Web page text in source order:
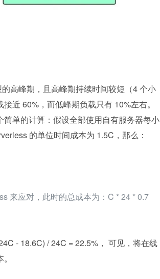
高峰期，且高峰期持续时间较短（4 个小
近 60%，而低峰期负载只有 10%左右。
单的计算：假设全部使用自有服务器每小
的单位时间成本为 1.5C，那么：
来应对，此时的总成本为：C * 24 * 0.7
- 18.6C) / 24C = 22.5%， 可见，将在线